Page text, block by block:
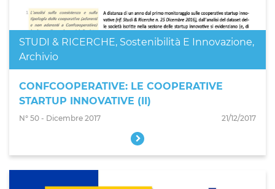
STUDI & RICERCHE, Sostenibilità E Innovazione,
Archivio
CONFCOOPERATIVE: LE COOPERATIVE
STARTUP INNOVATIVE (II)
N° 50 - Dicembre 2017 21/12/2017